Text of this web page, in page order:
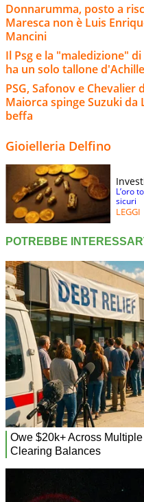
Donnarumma, posto a
Maresca non è Luis
Mancini
Il Psg e la "maledizione"
ha un solo tallone d'Achille
PSG, Safonov e
Maiorca spinge Suzuki da
beffa
Gioielleria Delfino
L’oro
sicuri
LEGGI